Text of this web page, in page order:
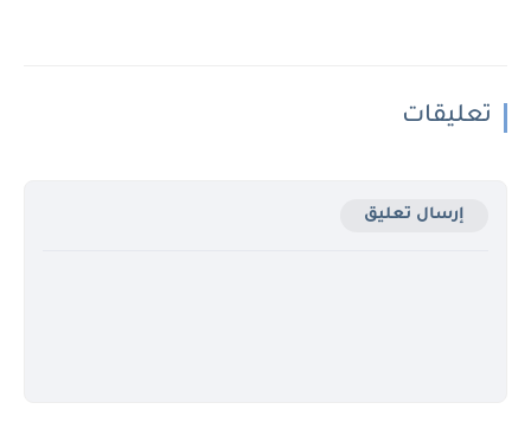
تعليقات
إرسال تعليق